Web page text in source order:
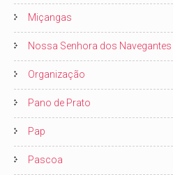
Miçangas
Nossa Senhora dos Navegantes
Organização
Pano de Prato
Pap
Pascoa